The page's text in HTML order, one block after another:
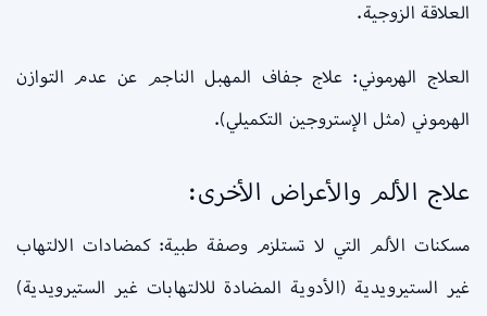
العلاقة الزوجية.
العلاج الهرموني: علاج جفاف المهبل الناجم عن عدم التوازن
الهرموني (مثل الإستروجين التكميلي).
علاج الألم والأعراض الأخرى:
مسكنات الألم التي لا تستلزم وصفة طبية: كمضادات الالتهاب
غير الستيرويدية (الأدوية المضادة للالتهابات غير الستيرويدية)